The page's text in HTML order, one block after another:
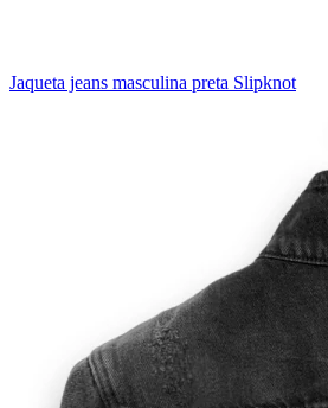
Jaqueta jeans masculina preta Slipknot